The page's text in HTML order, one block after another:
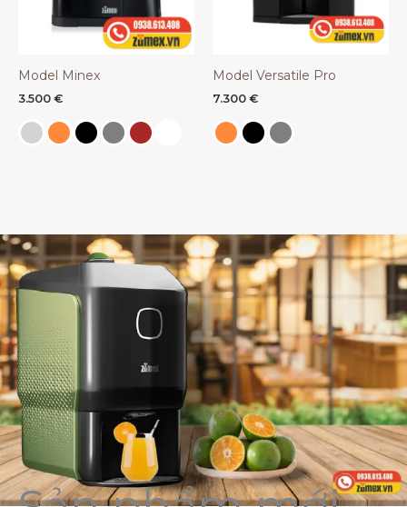
Model Minex
3.500 €
Model Versatile Pro
7.300 €